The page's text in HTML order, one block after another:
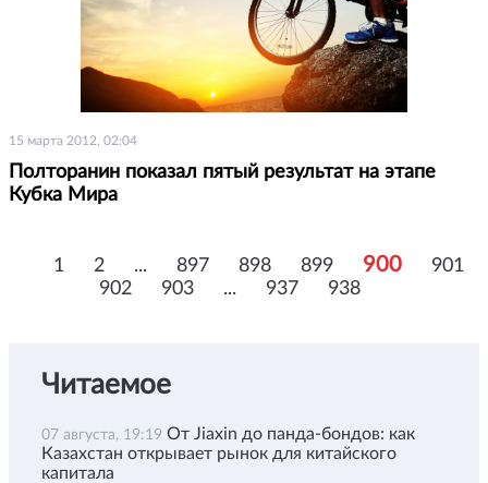
15 марта 2012, 02:04
Полторанин показал пятый результат на этапе
Кубка Мира
1 2 ... 897 898 899 900
901
902
903 ... 937 938
Читаемое
07 августа, 19:19 От Jiaxin до панда-бондов: как
Казахстан открывает рынок для китайского
капитала